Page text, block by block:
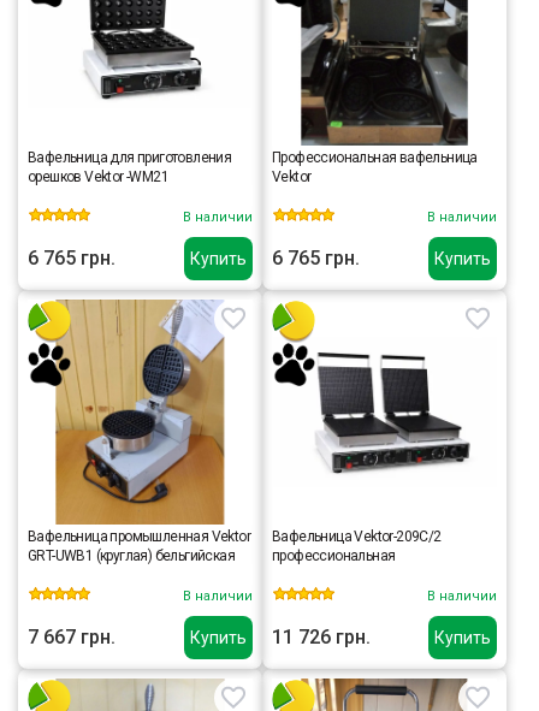
Купить
Вафельница для приготовления
орешков Vektor -WM21
В наличии
6 765 грн. Купить
Профессиональная вафельница
Vektor
В наличии
6 765 грн.
Купить
Вафельница промышленная Vektor
GRT-UWB1 (круглая) бельгийская
В наличии
7 667 грн. Купить
Вафельница Vektor-209C/2
профессиональная
В наличии
11 726 грн.